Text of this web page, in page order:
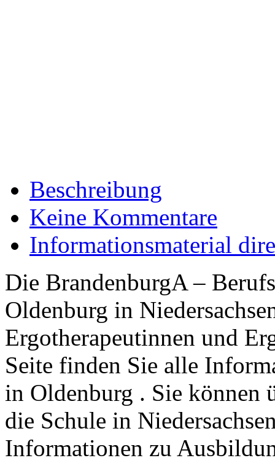
Beschreibung
Keine Kommentare
Informationsmaterial
Die BrandenburgA –
Oldenburg in
Ergotherapeutinnen und
Seite finden Sie alle
in Oldenburg . Sie können
die Schule in
Informationen zu